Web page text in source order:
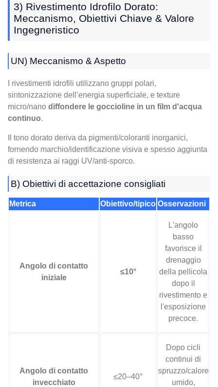
3) Rivestimento Idrofilo Dorato:
Meccanismo, Obiettivi Chiave & Valore
Ingegneristico
UN) Meccanismo & Aspetto
I rivestimenti idrofili utilizzano gruppi polari,
sintonizzazione dell’energia superficiale, e texture
micro/nano diffondere le goccioline in un film d'acqua
continuo.
Il tono dorato deriva da pigmenti/coloranti inorganici,
fornendo marchio/identificazione visiva e spesso aggiunta
di resistenza ai raggi UV/anti-sporco.
B) Obiettivi di accettazione consigliati
Metrica Obiettivo/tipico Osservazioni
Angolo di contatto
iniziale
≤10°
L'angolo
basso
favorisce il
drenaggio
della pellicola
dopo il
rivestimento e
l'esposizione
precoce.
Angolo di contatto
invecchiato
≤20–40°
Dopo cicli
continui di
spruzzo/calore
umido,